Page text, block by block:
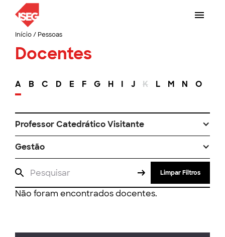
Início/ Pessoas
Docentes
A B C D E F G H I J K L M N O
Professor Catedrático Visitante
Gestão
Limpar Filtros
Não foram encontrados docentes.